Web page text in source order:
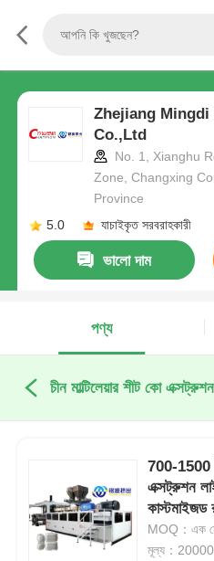
Zhejiang
Co.,Ltd
No. 1, Xianghu
Zone, Changxing
Province
5.0
যাচাইকৃত সরবরাহকারী
ভালো দাম
পণ্য
চীন মাল্টিলেয়ার শীট কো
700-1500
এক্সট্রুশন
কাস্টমাইজড
MOQ：এক
মূল্য：